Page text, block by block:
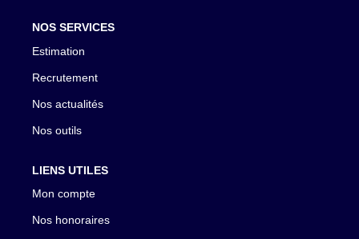
NOS SERVICES
Estimation
Recrutement
Nos actualités
Nos outils
LIENS UTILES
Mon compte
Nos honoraires